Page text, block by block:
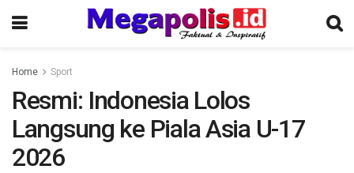
Home Sport
Resmi: Indonesia Lolos
Langsung ke Piala Asia U-17
2026